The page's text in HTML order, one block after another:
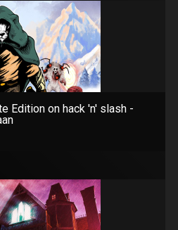
Edition on hack 'n' slash -